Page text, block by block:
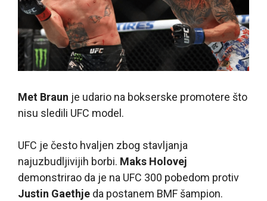
Met Braun je udario na bokserske promotere što
nisu sledili UFC model.
UFC je često hvaljen zbog stavljanja
najuzbudljivijih borbi. Maks Holovej
demonstrirao da je na UFC 300 pobedom protiv
Justin Gaethje da postanem BMF šampion.